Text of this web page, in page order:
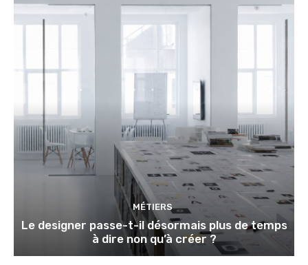
MÉTIERS
Le designer passe-t-il désormais plus de temps
à dire non qu’à créer ?